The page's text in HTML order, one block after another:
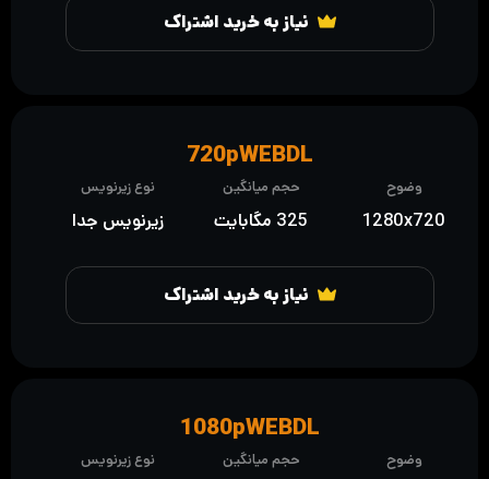
نیاز به خرید اشتراک
نیاز به خرید اشتراک
وضوح
1280x720
حجم میانگین
325 مگابایت
نوع زیرنویس
زیرنویس جدا
720pWEBDL
وضوح حجم میانگین نوع زیرنویس
1080pWEBDL